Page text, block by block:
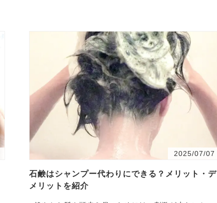
2025/07/07
石鹸はシャンプー代わりにできる？メリット・デ
メリットを紹介